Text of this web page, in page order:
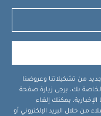
جديد من تشكيلاتنا وعروضنا
الخاصة بك، يرجى زيارة صفحة
يمكنك إلغاء
من خلال البريد الإلكتروني أو